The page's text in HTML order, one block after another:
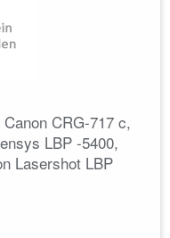
CRG-717 c,
LBP -5400,
Lasershot LBP